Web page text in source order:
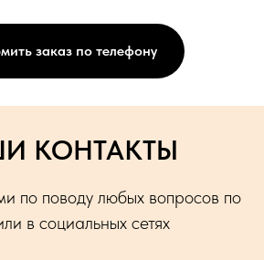
заказ по телефону
КОНТАКТЫ
по поводу любых вопросов по
в социальных сетях